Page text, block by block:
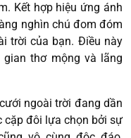
Kết hợp hiệu ứng ánh
nghìn chú đom đóm
trời của bạn. Điều này
thơ mộng và lãng
ngoài trời đang dần
cặp đôi lựa chọn bởi sự